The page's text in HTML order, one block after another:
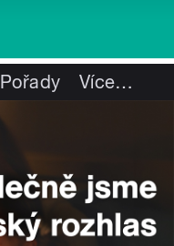
Pořady Více…